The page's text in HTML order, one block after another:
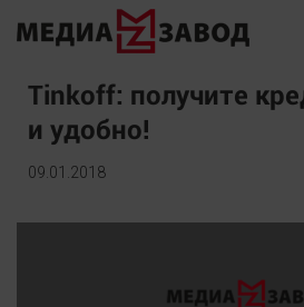
Новости
Экономика
Происшествия
Tinkoff: получите
и удобно!
09.01.2018